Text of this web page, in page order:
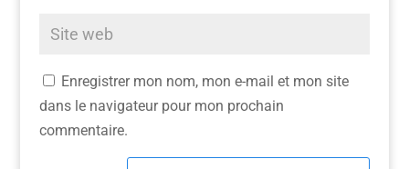
Enregistrer mon nom, mon e-mail et mon site
dans le navigateur pour mon prochain
commentaire.